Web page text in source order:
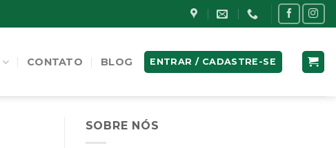
CONTATO BLOG ENTRAR / CADASTRE-SE
SOBRE NÓS